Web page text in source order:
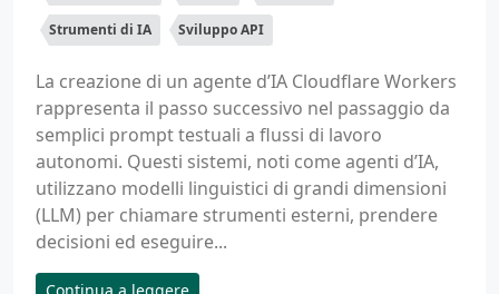
Strumenti di IA Sviluppo API
La creazione di un agente d’IA Cloudflare Workers
rappresenta il passo successivo nel passaggio da
semplici prompt testuali a flussi di lavoro
autonomi. Questi sistemi, noti come agenti d’IA,
utilizzano modelli linguistici di grandi dimensioni
(LLM) per chiamare strumenti esterni, prendere
decisioni ed eseguire...